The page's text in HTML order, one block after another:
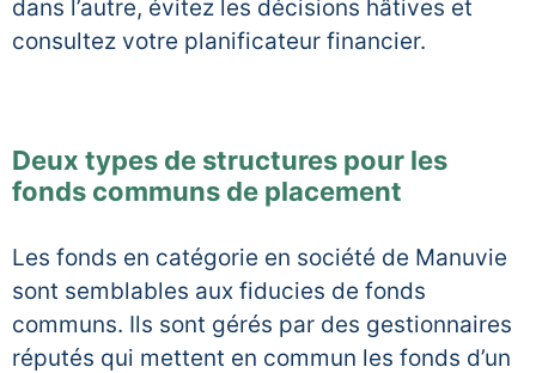
dans l’autre, évitez les décisions hâtives et
consultez votre planificateur financier.
Deux types de structures pour les
fonds communs de placement
Les fonds en catégorie en société de Manuvie
sont semblables aux fiducies de fonds
communs. Ils sont gérés par des gestionnaires
réputés qui mettent en commun les fonds d’un